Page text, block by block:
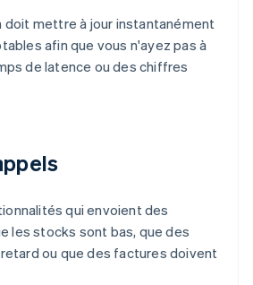
doit mettre à jour instantanément
afin que vous n'ayez pas à
de latence ou des chiffres
qui envoient des
les stocks sont bas, que des
ou que des factures doivent